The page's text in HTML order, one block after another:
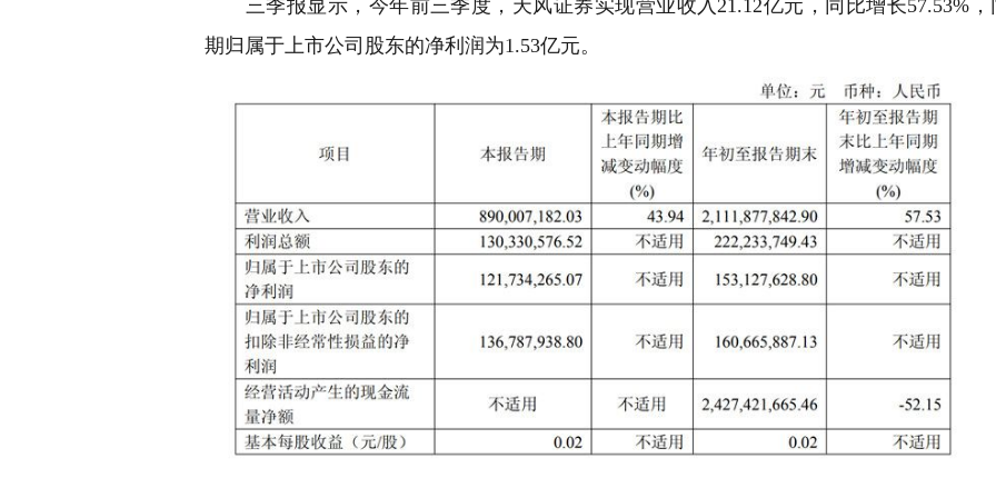
三季报显示，今年前三季度，天风证券实现营业收入21.12亿元，同比增长57.53%，
期归属于上市公司股东的净利润为1.53亿元。